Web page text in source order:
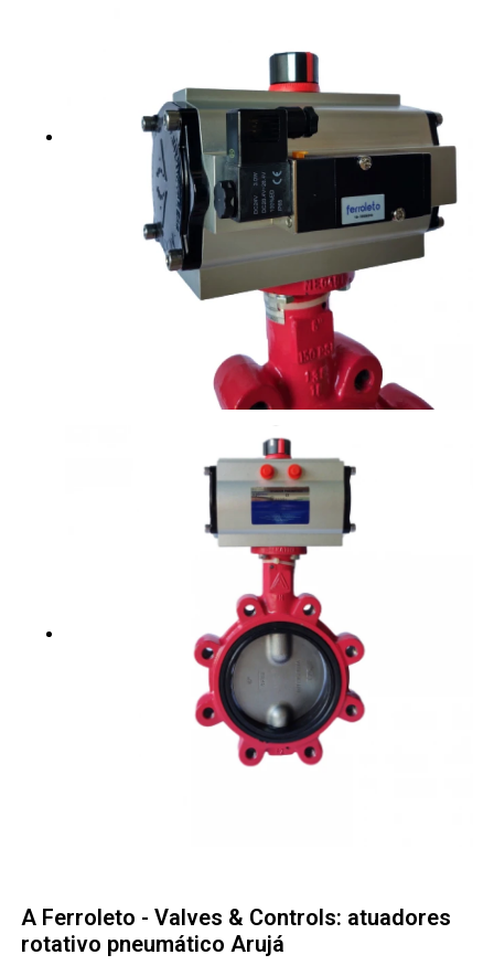
A Ferroleto - Valves & Controls: atuadores
rotativo pneumático Arujá